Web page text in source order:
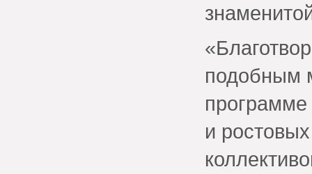
подобным
программе
и